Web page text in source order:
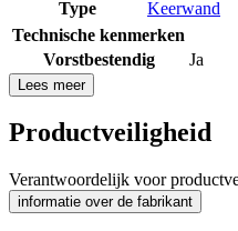
Type
Keerwand
Technische kenmerken
Vorstbestendig
Ja
Lees meer
Productveiligheid
Verantwoordelijk voor
informatie over de fabrikant